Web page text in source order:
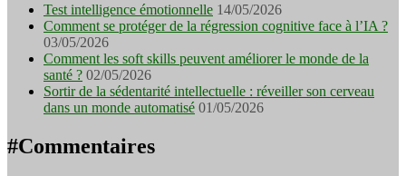
Test intelligence émotionnelle 14/05/2026
Comment se protéger de la régression cognitive face à l’IA ?
03/05/2026
Comment les soft skills peuvent améliorer le monde de la
santé ? 02/05/2026
Sortir de la sédentarité intellectuelle : réveiller son cerveau
dans un monde automatisé 01/05/2026
#Commentaires